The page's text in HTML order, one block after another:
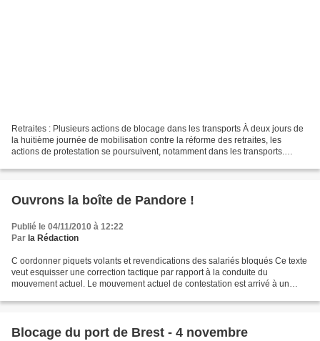
Retraites : Plusieurs actions de blocage dans les transports À deux jours de
la huitième journée de mobilisation contre la réforme des retraites, les
actions de protestation se poursuivent, notamment dans les transports.
Ouvrons la boîte de Pandore !
Publié le 04/11/2010 à 12:22
Par la Rédaction
C oordonner piquets volants et revendications des salariés bloqués Ce texte
veut esquisser une correction tactique par rapport à la conduite du
mouvement actuel. Le mouvement actuel de contestation est arrivé à un
Blocage du port de Brest - 4 novembre